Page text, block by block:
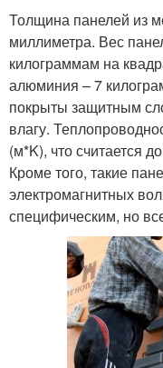
Толщина панелей из
миллиметра. Вес
килограммам на
алюминия – 7
покрыты защитным
влагу.
(м*K), что считается
Кроме того, такие
электромагнитных
специфическим, но